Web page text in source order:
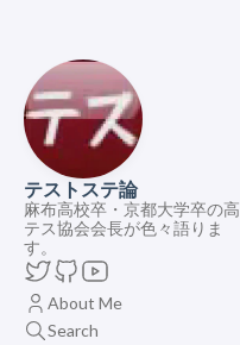
テストステ論
麻布高校卒・京都大学卒の高
テス協会会長が色々語りま
す。
About Me
Search